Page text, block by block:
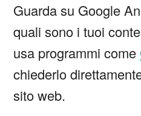
Guarda su Google
quali sono i tuoi
usa programmi come
chiederlo
sito web.